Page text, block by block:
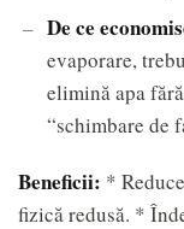
De ce
evaporare,
elimină apa
“schimbare de
Beneficii: *
fizică redusă. *